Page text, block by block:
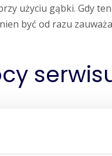
użyciu gąbki. Gdy
być od razu
we własnym
brudu z